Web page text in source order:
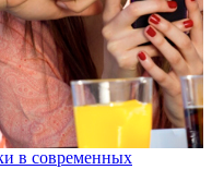
в современных